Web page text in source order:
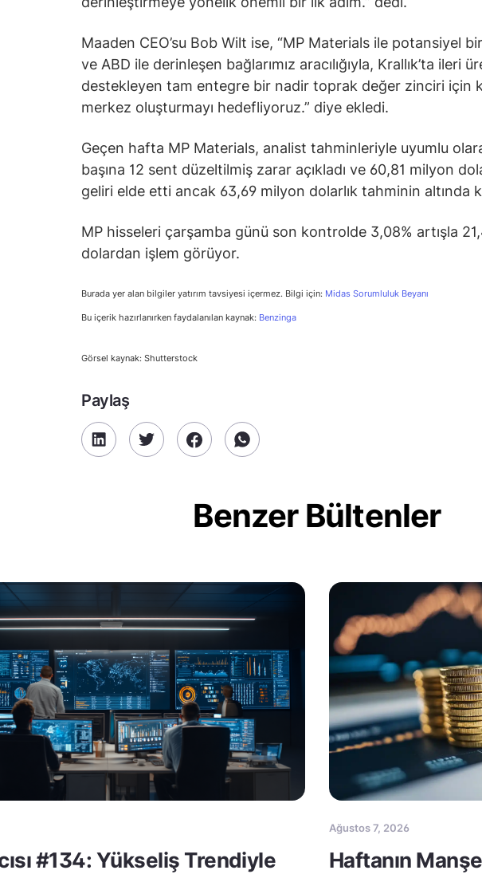
Maaden CEO’su Bob Wilt ise, “MP Materials ile potansiyel
ve ABD ile derinleşen bağlarımız aracılığıyla, Krallık’ta ileri
destekleyen tam entegre bir nadir toprak değer zinciri için
merkez oluşturmayı hedefliyoruz.” diye ekledi.
Geçen hafta MP Materials, analist tahminleriyle uyumlu
başına 12 sent düzeltilmiş zarar açıkladı ve 60,81 milyon
geliri elde etti ancak 63,69 milyon dolarlık tahminin altında
MP hisseleri çarşamba günü son kontrolde 3,08% artışla
dolardan işlem görüyor.
Burada yer alan bilgiler yatırım tavsiyesi içermez. Bilgi için: Midas Sorumluluk Beyanı
Bu içerik hazırlanırken faydalanılan kaynak: Benzinga
Görsel kaynak: Shutterstock
Paylaş
Benzer Bültenler
#134: Yükseliş Trendiyle
Ağustos 7, 2026
Haftanın